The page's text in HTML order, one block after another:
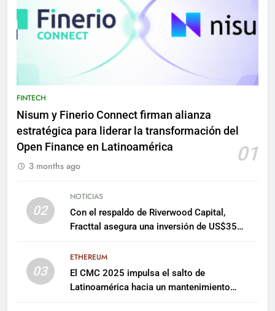
FINTECH
Nisum y Finerio Connect firman alianza
estratégica para liderar la transformación del
Open Finance en Latinoamérica
01
3 months ago
02
NOTICIAS
Con el respaldo de Riverwood Capital,
Fracttal asegura una inversión de US$35
03
ETHEREUM
El CMC 2025 impulsa el salto de
Latinoamérica hacia un mantenimiento